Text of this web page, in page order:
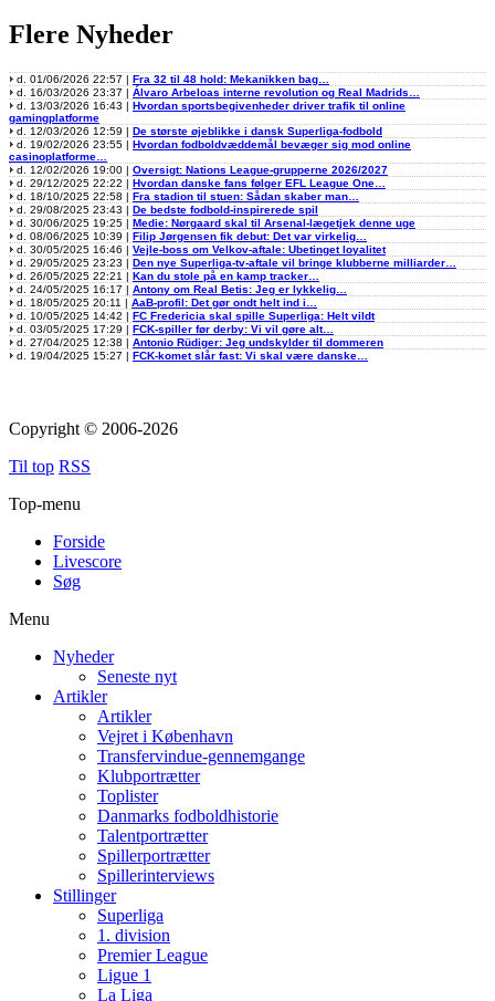
Flere Nyheder
d. 01/06/2026 22:57 | Fra 32 til 48 hold: Mekanikken bag…
d. 16/03/2026 23:37 | Álvaro Arbeloas interne revolution og Real Madrids…
d. 13/03/2026 16:43 | Hvordan sportsbegivenheder driver trafik til online
gamingplatforme
d. 12/03/2026 12:59 | De største øjeblikke i dansk Superliga-fodbold
d. 19/02/2026 23:55 | Hvordan fodboldvæddemål bevæger sig mod online
casinoplatforme…
d. 12/02/2026 19:00 | Oversigt: Nations League-grupperne 2026/2027
d. 29/12/2025 22:22 | Hvordan danske fans følger EFL League One…
d. 18/10/2025 22:58 | Fra stadion til stuen: Sådan skaber man…
d. 29/08/2025 23:43 | De bedste fodbold-inspirerede spil
d. 30/06/2025 19:25 | Medie: Nørgaard skal til Arsenal-lægetjek denne uge
d. 08/06/2025 10:39 | Filip Jørgensen fik debut: Det var virkelig…
d. 30/05/2025 16:46 | Vejle-boss om Velkov-aftale: Ubetinget loyalitet
d. 29/05/2025 23:23 | Den nye Superliga-tv-aftale vil bringe klubberne milliarder…
d. 26/05/2025 22:21 | Kan du stole på en kamp tracker…
d. 24/05/2025 16:17 | Antony om Real Betis: Jeg er lykkelig…
d. 18/05/2025 20:11 | AaB-profil: Det gør ondt helt ind i…
d. 10/05/2025 14:42 | FC Fredericia skal spille Superliga: Helt vildt
d. 03/05/2025 17:29 | FCK-spiller før derby: Vi vil gøre alt…
d. 27/04/2025 12:38 | Antonio Rüdiger: Jeg undskylder til dommeren
d. 19/04/2025 15:27 | FCK-komet slår fast: Vi skal være danske…
Copyright © 2006-2026
Til top RSS
Top-menu
Forside
Livescore
Søg
Menu
Nyheder
Seneste nyt
Artikler
Artikler
Vejret i København
Transfervindue-gennemgange
Klubportrætter
Toplister
Danmarks fodboldhistorie
Talentportrætter
Spillerportrætter
Spillerinterviews
Stillinger
Superliga
1. division
Premier League
Ligue 1
La Liga